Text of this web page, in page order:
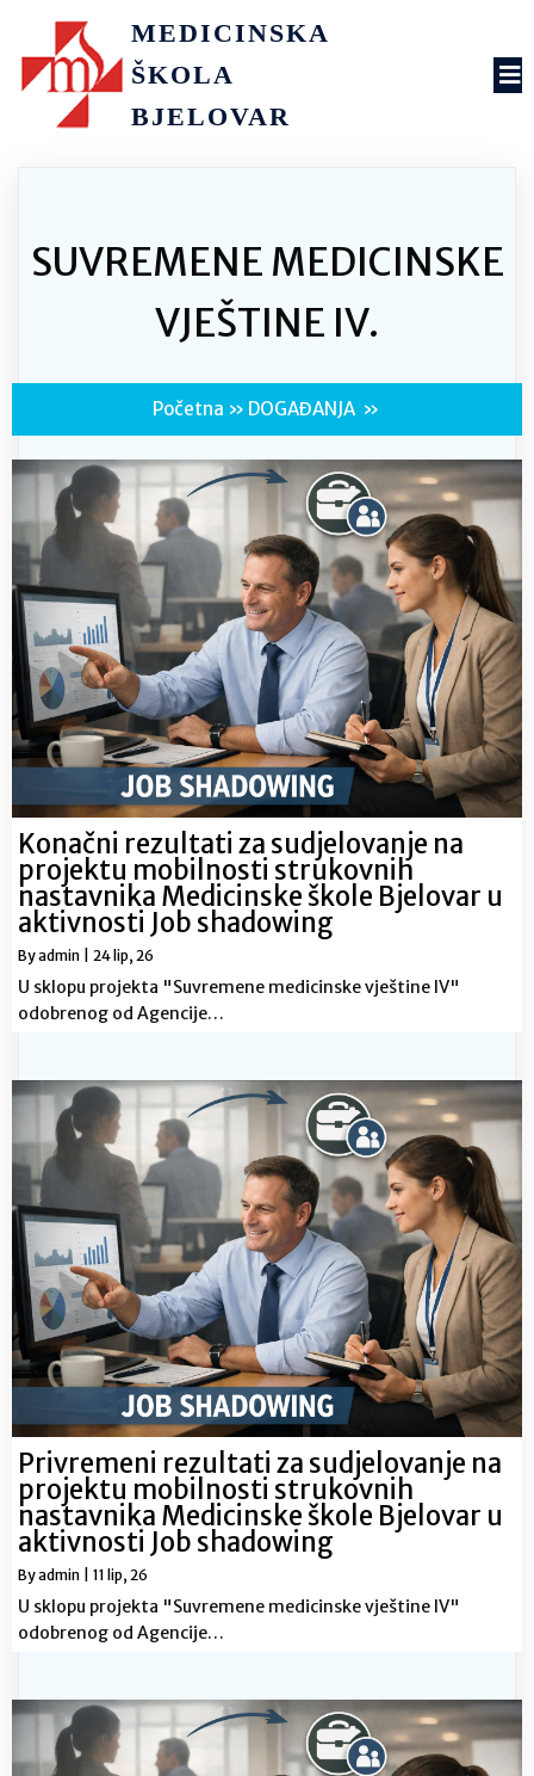
MEDICINSKA
ŠKOLA
BJELOVAR
SUVREMENE MEDICINSKE
VJEŠTINE IV.
Početna » DOGAĐANJA »
Konačni rezultati za sudjelovanje na
projektu mobilnosti strukovnih
nastavnika Medicinske škole Bjelovar u
aktivnosti Job shadowing
Byadmin 24lip, 26
U sklopu projekta "Suvremene medicinske vještine lV"
odobrenog od Agencije…
Privremeni rezultati za sudjelovanje na
projektu mobilnosti strukovnih
nastavnika Medicinske škole Bjelovar u
aktivnosti Job shadowing
Byadmin 11 lip, 26
U sklopu projekta "Suvremene medicinske vještine lV"
odobrenog od Agencije…